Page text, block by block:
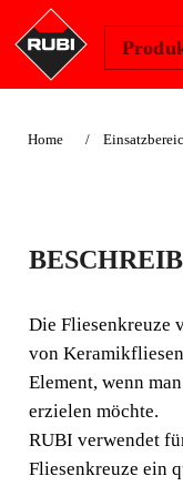
Home
10MM
Die Fliesenkreuze
Keramikfliesen
Element, wenn
möchte.
Die Fliesenkreuze
von
Element, wenn
erzielen möchte.
RUBI verwendet
Fliesenkreuze ein